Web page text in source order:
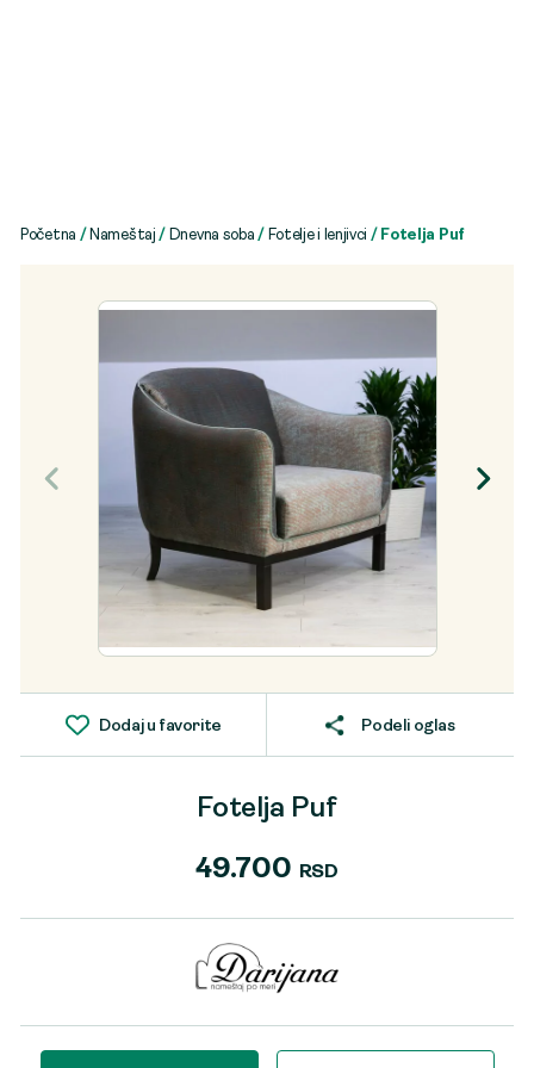
Početna / Nameštaj / Dnevna soba / Fotelje i lenjivci / Fotelja Puf
Dodaj u favorite Podeli oglas
Fotelja Puf
49.700 RSD